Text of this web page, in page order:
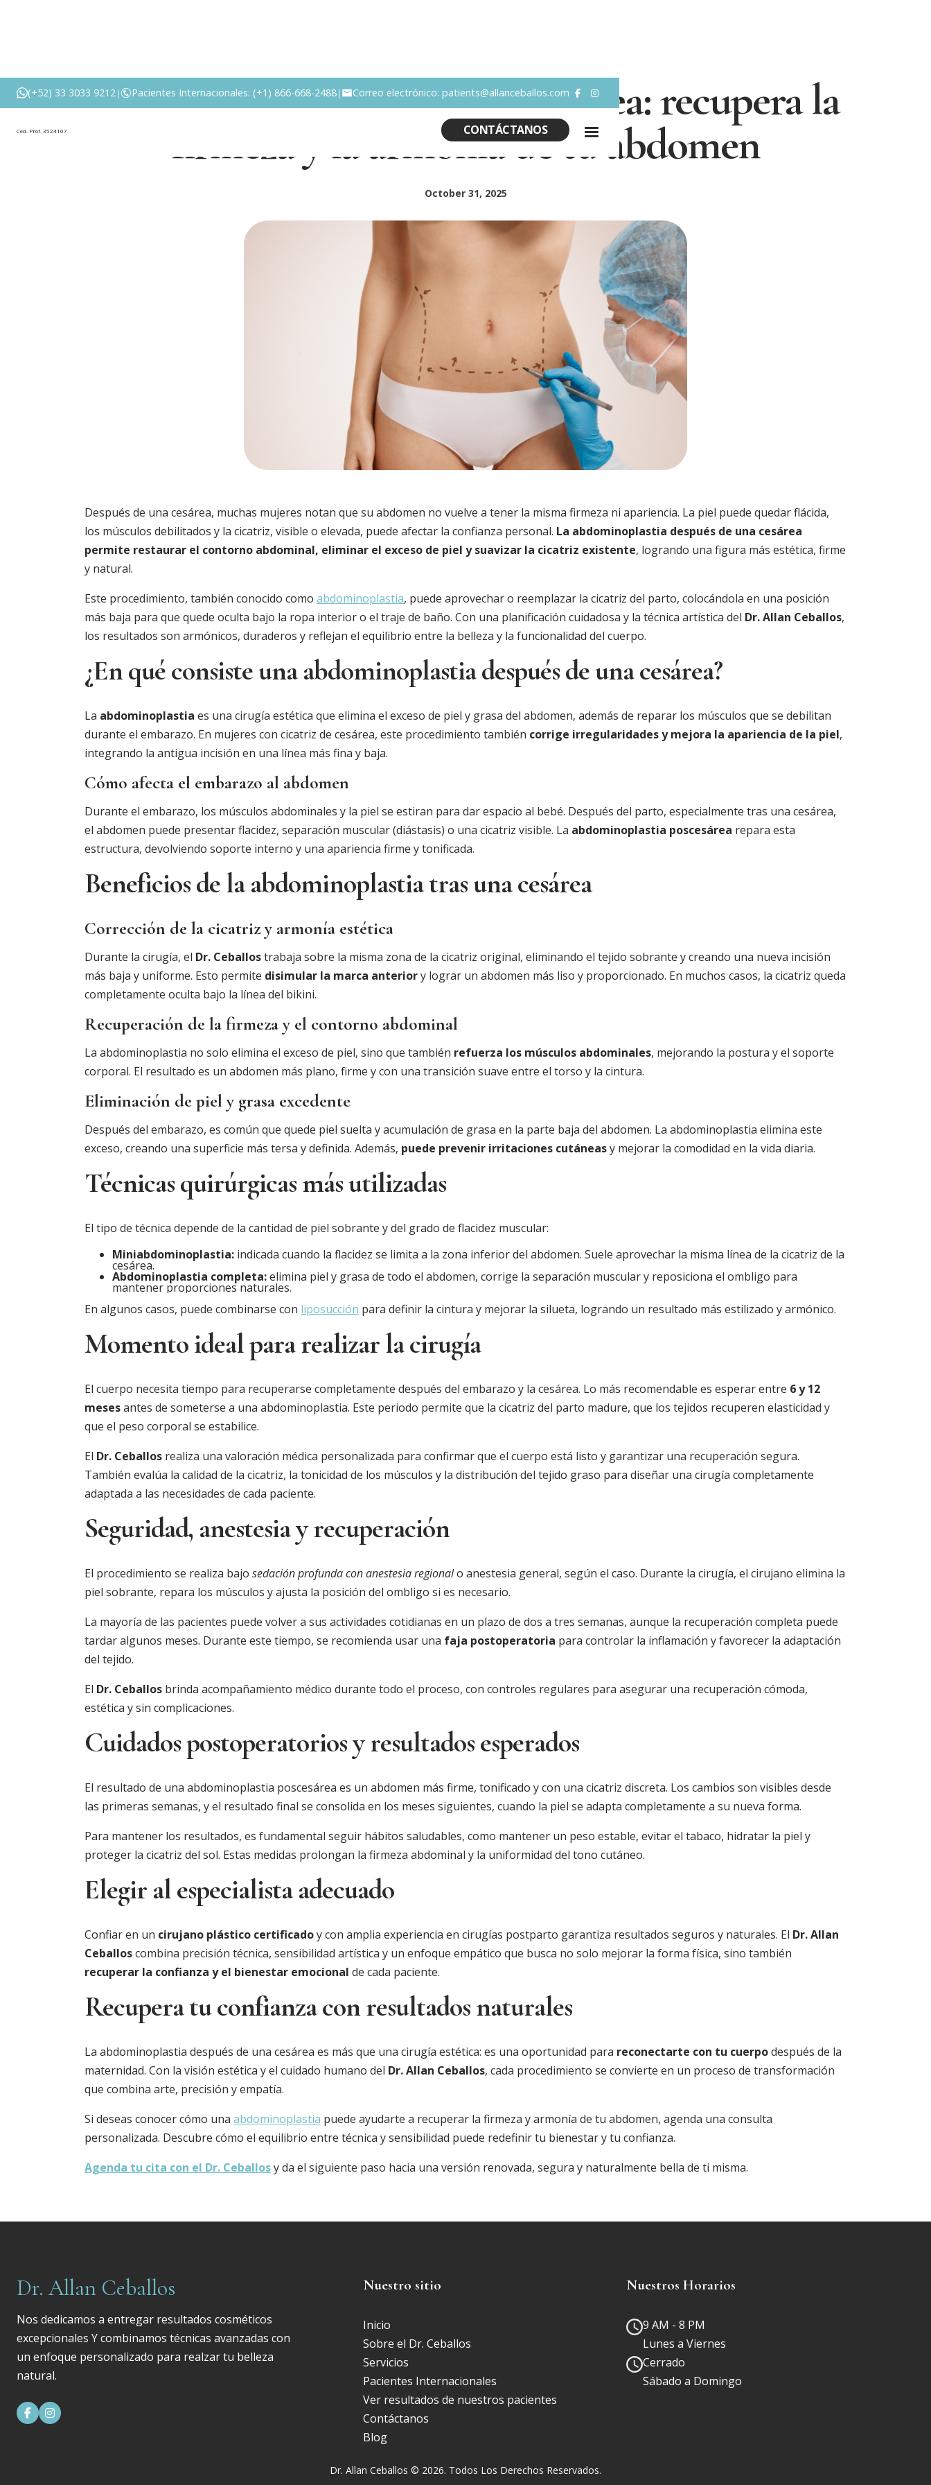
(+52) 33 3033 9212| Pacientes Internacionales: (+1) 866-668-2488| Correo electrónico: patients@allanceballos.com  
Ced. Prof. 3524107 CONTÁCTANOS
Abdominoplastia tras una cesárea: recupera la
firmeza y la armonía de tu abdomen
October 31, 2025
Después de una cesárea, muchas mujeres notan que su abdomen no vuelve a tener la misma firmeza ni apariencia. La piel puede quedar flácida,
los músculos debilitados y la cicatriz, visible o elevada, puede afectar la confianza personal. La abdominoplastia después de una cesárea
permite restaurar el contorno abdominal, eliminar el exceso de piel y suavizar la cicatriz existente, logrando una figura más estética, firme
y natural.
Este procedimiento, también conocido como abdominoplastia, puede aprovechar o reemplazar la cicatriz del parto, colocándola en una posición
más baja para que quede oculta bajo la ropa interior o el traje de baño. Con una planificación cuidadosa y la técnica artística del Dr. Allan Ceballos,
los resultados son armónicos, duraderos y reflejan el equilibrio entre la belleza y la funcionalidad del cuerpo.
¿En qué consiste una abdominoplastia después de una cesárea?
La abdominoplastia es una cirugía estética que elimina el exceso de piel y grasa del abdomen, además de reparar los músculos que se debilitan
durante el embarazo. En mujeres con cicatriz de cesárea, este procedimiento también corrige irregularidades y mejora la apariencia de la piel,
integrando la antigua incisión en una línea más fina y baja.
Cómo afecta el embarazo al abdomen
Durante el embarazo, los músculos abdominales y la piel se estiran para dar espacio al bebé. Después del parto, especialmente tras una cesárea,
el abdomen puede presentar flacidez, separación muscular (diástasis) o una cicatriz visible. La abdominoplastia poscesárea repara esta
estructura, devolviendo soporte interno y una apariencia firme y tonificada.
Beneficios de la abdominoplastia tras una cesárea
Corrección de la cicatriz y armonía estética
Durante la cirugía, el Dr. Ceballostrabaja sobre la misma zona de la cicatriz original, eliminando el tejido sobrante y creando una nueva incisión
más baja y uniforme. Esto permite disimular la marca anteriory lograr un abdomen más liso y proporcionado. En muchos casos, la cicatriz queda
completamente oculta bajo la línea del bikini.
Recuperación de la firmeza y el contorno abdominal
La abdominoplastia no solo elimina el exceso de piel, sino que también refuerza los músculos abdominales, mejorando la postura y el soporte
corporal. El resultado es un abdomen más plano, firme y con una transición suave entre el torso y la cintura.
Eliminación de piel y grasa excedente
Después del embarazo, es común que quede piel suelta y acumulación de grasa en la parte baja del abdomen. La abdominoplastia elimina este
exceso, creando una superficie más tersa y definida. Además, puede prevenir irritaciones cutáneasy mejorar la comodidad en la vida diaria.
Técnicas quirúrgicas más utilizadas
El tipo de técnica depende de la cantidad de piel sobrante y del grado de flacidez muscular:
Miniabdominoplastia: indicada cuando la flacidez se limita a la zona inferior del abdomen. Suele aprovechar la misma línea de la cicatriz de la
cesárea.
Abdominoplastia completa:elimina piel y grasa de todo el abdomen, corrige la separación muscular y reposiciona el ombligo para
mantener proporciones naturales.
En algunos casos, puede combinarse con liposucción para definir la cintura y mejorar la silueta, logrando un resultado más estilizado y armónico.
Momento ideal para realizar la cirugía
El cuerpo necesita tiempo para recuperarse completamente después del embarazo y la cesárea. Lo más recomendable es esperar entre 6 y 12
mesesantes de someterse a una abdominoplastia. Este periodo permite que la cicatriz del parto madure, que los tejidos recuperen elasticidad y
que el peso corporal se estabilice.
El Dr. Ceballos realiza una valoración médica personalizada para confirmar que el cuerpo está listo y garantizar una recuperación segura.
También evalúa la calidad de la cicatriz, la tonicidad de los músculos y la distribución del tejido graso para diseñar una cirugía completamente
adaptada a las necesidades de cada paciente.
Seguridad, anestesia y recuperación
El procedimiento se realiza bajo sedación profunda con anestesia regionalo anestesia general, según el caso. Durante la cirugía, el cirujano elimina la
piel sobrante, repara los músculos y ajusta la posición del ombligo si es necesario.
La mayoría de las pacientes puede volver a sus actividades cotidianas en un plazo de dos a tres semanas, aunque la recuperación completa puede
tardar algunos meses. Durante este tiempo, se recomienda usar una faja postoperatoria para controlar la inflamación y favorecer la adaptación
del tejido.
El Dr. Ceballos brinda acompañamiento médico durante todo el proceso, con controles regulares para asegurar una recuperación cómoda,
estética y sin complicaciones.
Cuidados postoperatorios y resultados esperados
El resultado de una abdominoplastia poscesárea es un abdomen más firme, tonificado y con una cicatriz discreta. Los cambios son visibles desde
las primeras semanas, y el resultado final se consolida en los meses siguientes, cuando la piel se adapta completamente a su nueva forma.
Para mantener los resultados, es fundamental seguir hábitos saludables, como mantener un peso estable, evitar el tabaco, hidratar la piel y
proteger la cicatriz del sol. Estas medidas prolongan la firmeza abdominal y la uniformidad del tono cutáneo.
Elegir al especialista adecuado
Confiar en un cirujano plástico certificadoy con amplia experiencia en cirugías postparto garantiza resultados seguros y naturales. El Dr. Allan
Ceballoscombina precisión técnica, sensibilidad artística y un enfoque empático que busca no solo mejorar la forma física, sino también
recuperar la confianza y el bienestar emocional de cada paciente.
Recupera tu confianza con resultados naturales
La abdominoplastia después de una cesárea es más que una cirugía estética: es una oportunidad para reconectarte con tu cuerpodespués de la
maternidad. Con la visión estética y el cuidado humano del Dr. Allan Ceballos, cada procedimiento se convierte en un proceso de transformación
que combina arte, precisión y empatía.
Si deseas conocer cómo una abdominoplastia puede ayudarte a recuperar la firmeza y armonía de tu abdomen, agenda una consulta
personalizada. Descubre cómo el equilibrio entre técnica y sensibilidad puede redefinir tu bienestar y tu confianza.
Agenda tu cita con el Dr. Ceballosy da el siguiente paso hacia una versión renovada, segura y naturalmente bella de ti misma.
Dr. Allan Ceballos
Nos dedicamos a entregar resultados cosméticos
excepcionales Y combinamos técnicas avanzadas con
un enfoque personalizado para realzar tu belleza
natural.
 
Nuestro sitio
Inicio
Sobre el Dr. Ceballos
Servicios
Pacientes Internacionales
Ver resultados de nuestros pacientes
Contáctanos
Blog
Nuestros Horarios
9 AM - 8 PM
Lunes a Viernes
Cerrado
Sábado a Domingo
Dr. Allan Ceballos © 2026. Todos Los Derechos Reservados.